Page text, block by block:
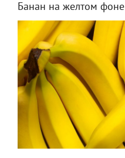
Банан на желтом фоне